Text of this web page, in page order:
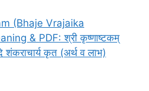
(Bhaje Vrajaika
& PDF: श्री कृष्णाष्टकम्
कृत (अर्थ व लाभ)